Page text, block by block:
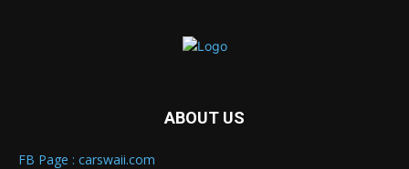
ABOUT US
FB Page : carswaii.com